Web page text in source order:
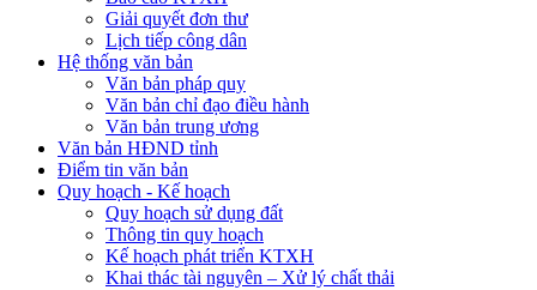
Giải quyết đơn thư
Lịch tiếp công dân
Hệ thống văn bản
Văn bản pháp quy
Văn bản chỉ đạo điều hành
Văn bản trung ương
Văn bản HĐND tỉnh
Điểm tin văn bản
Quy hoạch - Kế hoạch
Quy hoạch sử dụng đất
Thông tin quy hoạch
Kế hoạch phát triển KTXH
Khai thác tài nguyên – Xử lý chất thải